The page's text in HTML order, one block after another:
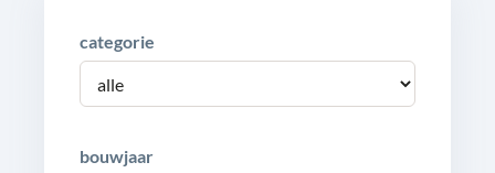
categorie
bouwjaar